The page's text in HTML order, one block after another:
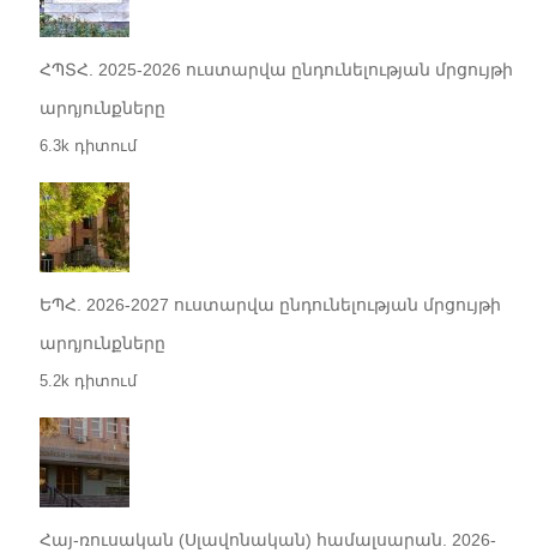
ՀՊՏՀ. 2025-2026 ուստարվա ընդունելության մրցույթի
արդյունքները
6.3k դիտում
ԵՊՀ. 2026-2027 ուստարվա ընդունելության մրցույթի
արդյունքները
5.2k դիտում
Հայ-ռուսական (Սլավոնական) համալսարան. 2026-